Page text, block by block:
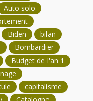
Auto solo
Biden
bilan
Bombardier
Budget de l'an 1
capitalisme